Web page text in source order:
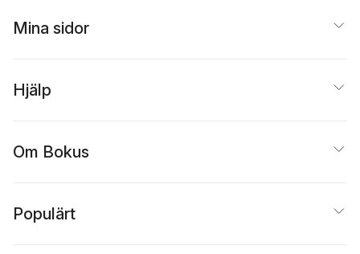
Mina sidor
Hjälp
Om Bokus
Populärt